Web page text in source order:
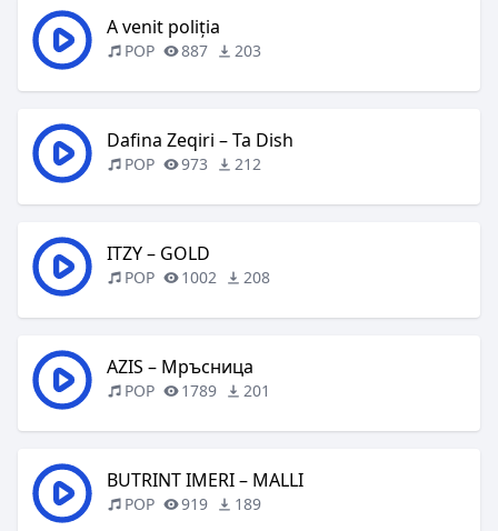
A venit poliția
POP 887 203
Dafina Zeqiri – Ta Dish
POP 973 212
ITZY – GOLD
POP 1002 208
AZIS – Мръсница
POP 1789 201
BUTRINT IMERI – MALLI
POP 919 189